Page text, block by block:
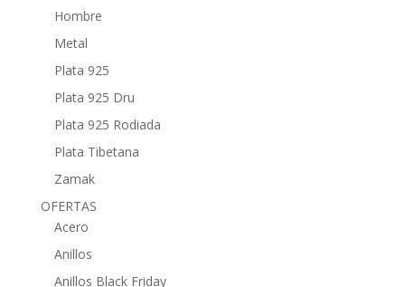
Hombre
Metal
Plata 925
Plata 925 Dru
Plata 925 Rodiada
Plata Tibetana
Zamak
OFERTAS
Acero
Anillos
Anillos Black Friday